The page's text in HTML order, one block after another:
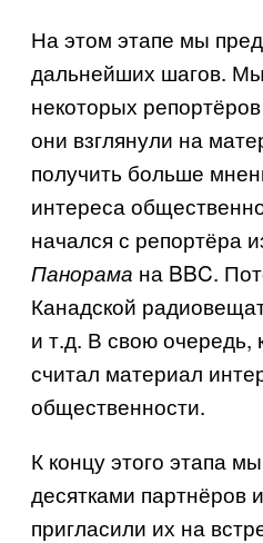
На этом этапе мы
дальнейших шагов.
некоторых
они взглянули на
получить больше
интереса
начался с репортёра
Панорама на BBC.
Канадской
и т.д. В свою очередь,
считал материал
общественности.
К концу этого этапа
десятками партнёров
пригласили их на